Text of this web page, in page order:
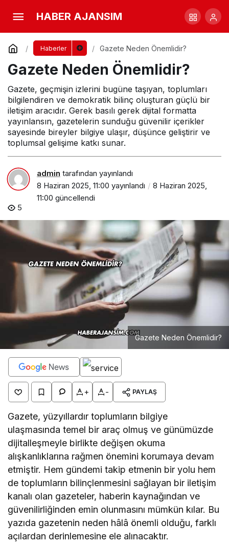
HABER AJANSIM
Haberler Gazete Neden Önemlidir?
Gazete Neden Önemlidir?
Gazete, geçmişin izlerini bugüne taşıyan, toplumları
bilgilendiren ve demokratik bilinç oluşturan güçlü bir
iletişim aracıdır. Gerek basılı gerek dijital formatta
yayınlansın, gazetelerin sunduğu güvenilir içerikler
sayesinde bireyler bilgiye ulaşır, düşünce geliştirir ve
toplumsal gelişime katkı sunar.
admin tarafından yayınlandı
8 Haziran 2025, 11:00 yayınlandı
8 Haziran 2025,
11:00 güncellendi
5
Gazete Neden Önemlidir?
+ - PAYLAŞ
Gazete, yüzyıllardır toplumların bilgiye
ulaşmasında temel bir araç olmuş ve günümüzde
dijitalleşmeyle birlikte değişen okuma
alışkanlıklarına rağmen önemini korumaya devam
etmiştir. Hem gündemi takip etmenin bir yolu hem
de toplumların bilinçlenmesini sağlayan bir iletişim
kanalı olan gazeteler, haberin kaynağından ve
güvenilirliğinden emin olunmasını mümkün kılar. Bu
yazıda gazetenin neden hâlâ önemli olduğu, farklı
açılardan derinlemesine ele alınacaktır.
Gazete Neden Önemlidir?
Yorum Yap